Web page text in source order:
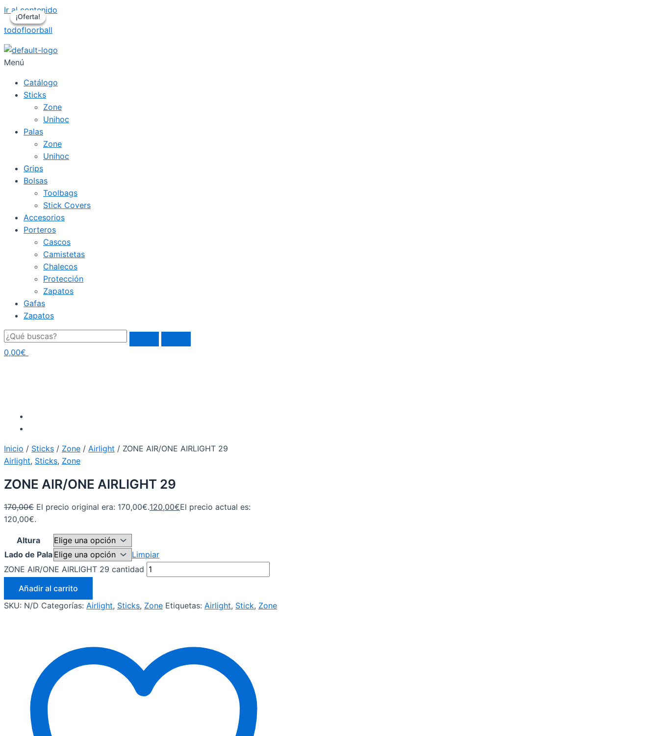
Ir al contenido
todofloorball
Menú
Catálogo
Sticks
Zone
Unihoc
Palas
Zone
Unihoc
Grips
Bolsas
Toolbags
Stick Covers
Accesorios
Porteros
Cascos
Camistetas
Chalecos
Protección
Zapatos
Gafas
Zapatos
0,00€
¡Oferta!
Inicio / Sticks / Zone / Airlight / ZONE AIR/ONE AIRLIGHT 29
Airlight, Sticks, Zone
ZONE AIR/ONE AIRLIGHT 29
170,00€ El precio original era: 170,00€.120,00€El precio actual es:
120,00€.
Altura
Lado de Pala
Limpiar
ZONE AIR/ONE AIRLIGHT 29 cantidad
Añadir al carrito
SKU: N/D Categorías: Airlight, Sticks, Zone Etiquetas: Airlight, Stick, Zone
¡Oferta!
¡Oferta!